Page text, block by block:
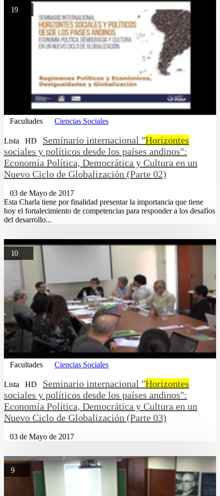
19
Facultades Ciencias Sociales
Lista HD Seminario internacional "Horizontes
sociales y políticos desde los países andinos":
Economía Política, Democrática y Cultura en un
Nuevo Ciclo de Globalización (Parte 02)
03 de Mayo de 2017
Esta Charla tiene por finalidad presentar la importancia que tiene
hoy el fortalecimiento de competencias para responder a los desafíos
del desarrollo...
10
Facultades Ciencias Sociales
Lista HD Seminario internacional "Horizontes
sociales y políticos desde los países andinos":
Economía Política, Democrática y Cultura en un
Nuevo Ciclo de Globalización (Parte 03)
03 de Mayo de 2017
9